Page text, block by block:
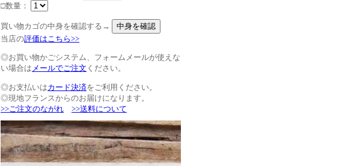
□数量：
買い物カゴの中身を確認する→
当店の評価はこちら>>
◎お買い物かごシステム、フォームメールが使えな
い場合は メールでご注文 ください。
◎お支払いはカード決済をご利用ください。
◎現地フランスからのお届けになります。
>>ご注文のながれ
>>送料について